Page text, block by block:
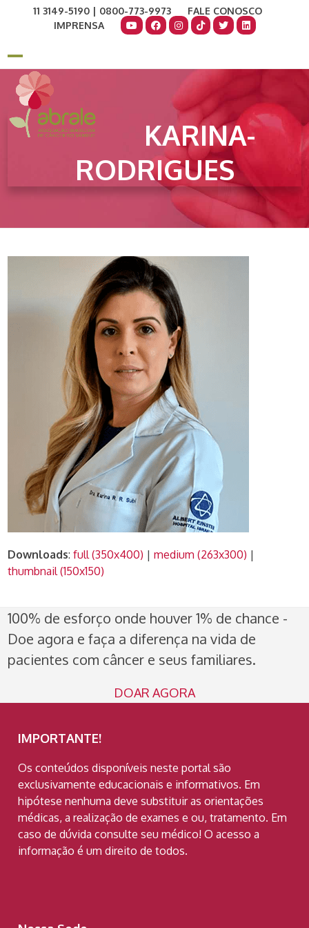
11 3149-5190 | 0800-773-9973
FALE CONOSCO
IMPRENSA
Open
mobile
menu
Close
mobile
menu
KARINA-
RODRIGUES
Downloads:full (350x400) |medium (263x300) |
thumbnail (150x150)
100% de esforço onde houver 1% de chance -
Doe agora e faça a diferença na vida de
pacientes com câncer e seus familiares.
DOAR AGORA
IMPORTANTE!
Os conteúdos disponíveis neste portal são
exclusivamente educacionais e informativos. Em
hipótese nenhuma deve substituir as orientações
médicas, a realização de exames e ou, tratamento. Em
caso de dúvida consulte seu médico! O acesso a
informação é um direito de todos.